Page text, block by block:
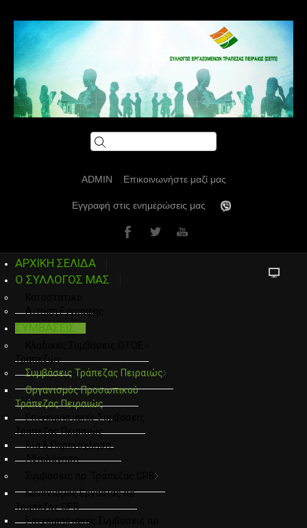
ADMIN Επικοινωνήστε μαζί μας
Εγγραφή στις ενημερώσεις μας
ΑΡΧΙΚΗ ΣΕΛΙΔΑ
Ο ΣΥΛΛΟΓΟΣ ΜΑΣ
Αιτηση Εγγραφης
ΣΥΜΒΑΣΕΙΣ
Τραπεζών
Συμβάσεις Τράπεζας Πειραιώς
Οργανισμός Προσωπικού
Τράπεζας Πειραιώς
Επιχειρησιακές Συμβάσεις
Τράπεζας Πειραιώς
Βία & Παρενόχληση
Αξιολόγηση
Συμβάσεις πρ. Τράπεζας CPB
Κανονισμός Εργασίας πρ.
Τράπεζας CPB
Επιχειρησιακές Συμβάσεις πρ.